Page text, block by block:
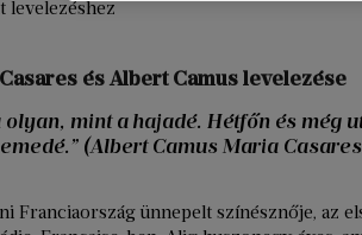
levelezéshez
és Albert Camus levelezése
mint a hajadé. Hétfőn és még
(Albert Camus Maria
Franciaország ünnepelt színésznője, az